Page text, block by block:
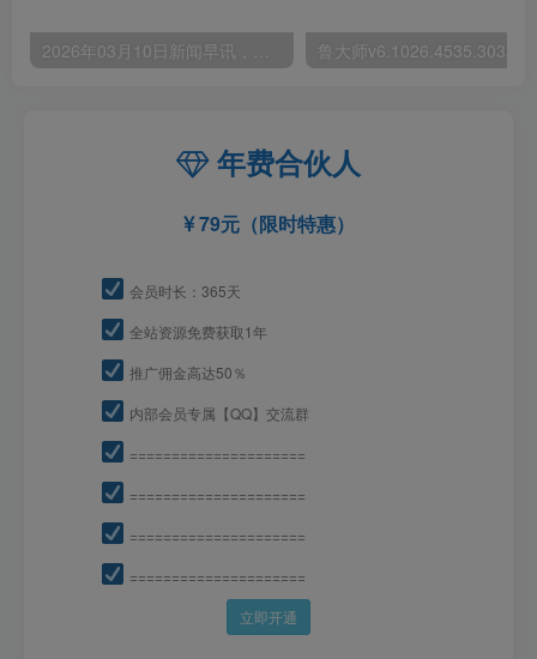
年费合伙人
79元（限时特惠）
会员时长：365天
全站资源免费获取1年
推广佣金高达50％
内部会员专属【QQ】交流群
=====================
=====================
=====================
=====================
立即开通